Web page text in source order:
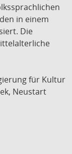
in einem
Die
für Kultur
Neustart